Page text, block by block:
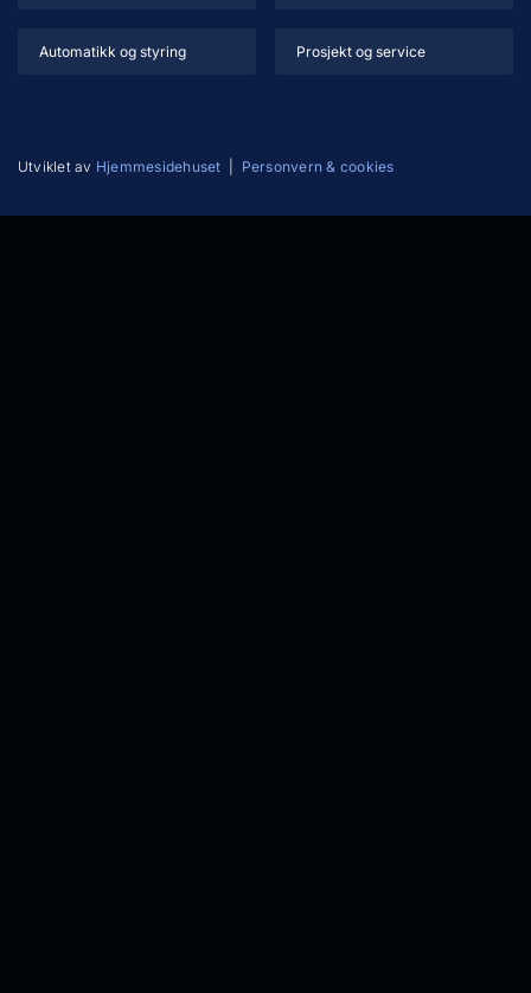
Automatikk og styring Prosjekt og service
Utviklet av Hjemmesidehuset Personvern & cookies